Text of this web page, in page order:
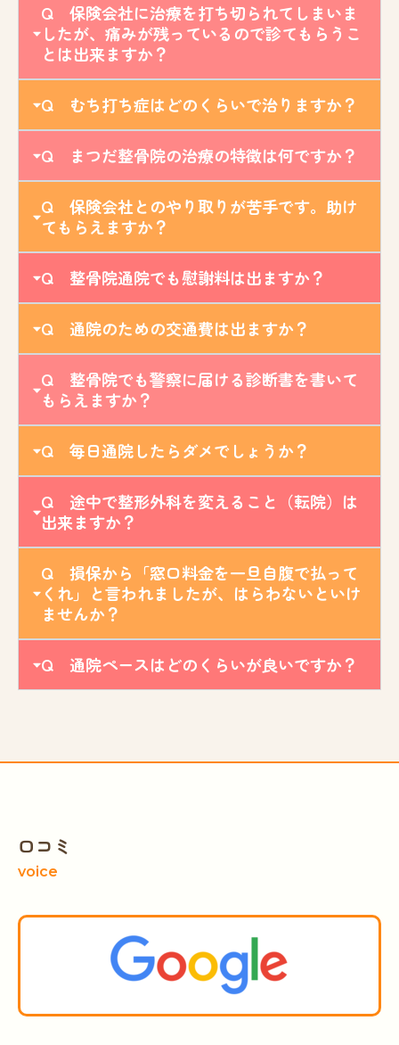
Q 保険会社に治療を打ち切られてしまいま
したが、痛みが残っているので診てもらうこ
とは出来ますか？
Q むち打ち症はどのくらいで治りますか？
Q まつだ整骨院の治療の特徴は何ですか？
Q 保険会社とのやり取りが苦手です。助け
てもらえますか？
Q 整骨院通院でも慰謝料は出ますか？
Q 通院のための交通費は出ますか？
Q 整骨院でも警察に届ける診断書を書いて
もらえますか？
Q 毎日通院したらダメでしょうか？
Q 途中で整形外科を変えること（転院）は
出来ますか？
Q 損保から「窓口料金を一旦自腹で払って
くれ」と言われましたが、はらわないといけ
ませんか？
Q 通院ペースはどのくらいが良いですか？
口コミ
voice